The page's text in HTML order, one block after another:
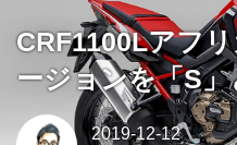
CRF1100Lアフ
ージョンを「S
2019-12-12